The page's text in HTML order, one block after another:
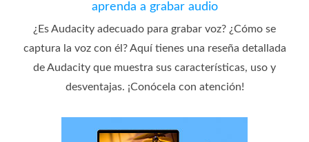
aprenda a grabar audio
¿Es Audacity adecuado para grabar voz? ¿Cómo se
captura la voz con él? Aquí tienes una reseña detallada
de Audacity que muestra sus características, uso y
desventajas. ¡Conócela con atención!